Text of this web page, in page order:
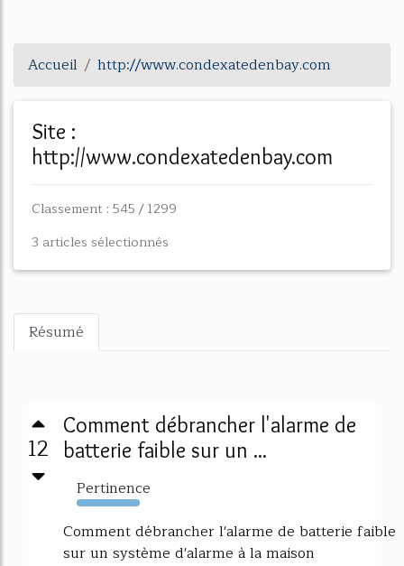
Accueil http://www.condexatedenbay.com
Site :
http://www.condexatedenbay.com
Classement : 545 / 1299
3 articles sélectionnés
Résumé
12
Comment débrancher l'alarme de
batterie faible sur un ...
Pertinence
742%
Comment débrancher l'alarme de batterie faible
sur un système d'alarme à la maison